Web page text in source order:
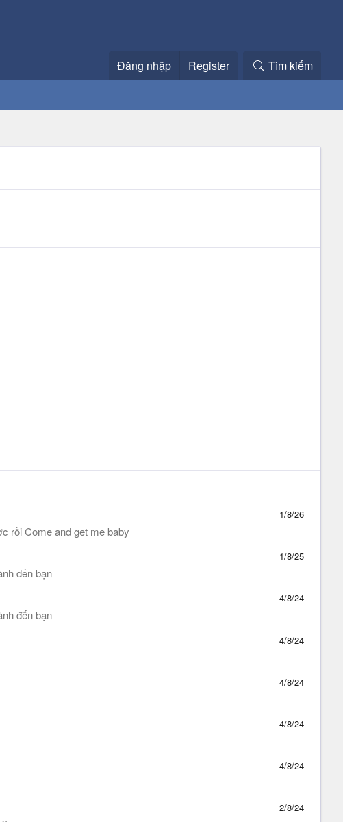
Đăng nhập Register Tìm kiếm
1/8/26
rồi Come and get me baby
1/8/25
đến bạn
4/8/24
đến bạn
4/8/24
4/8/24
4/8/24
4/8/24
2/8/24